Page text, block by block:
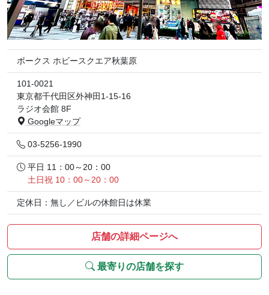
ボークス ホビースクエア秋葉原
101-0021
東京都千代田区外神田1-15-16
ラジオ会館 8F
Googleマップ
03-5256-1990
平日 11：00～20：00
土日祝 10：00～20：00
定休日：無し／ビルの休館日は休業
店舗の詳細ページへ
最寄りの店舗を探す